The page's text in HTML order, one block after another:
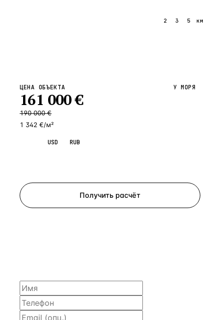
2 3 5 км
ЦЕНА ОБЪЕКТА
161 000€
190 000 €
1 342 €/м²
У МОРЯ
USD RUB
Получить расчёт